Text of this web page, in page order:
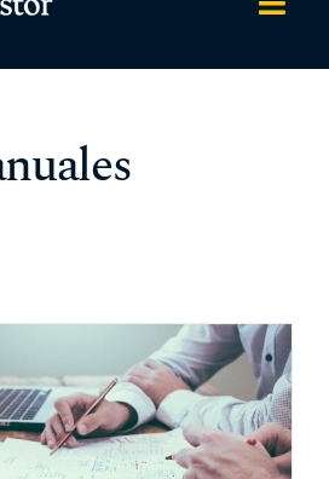
Servicios
Contacto
su
las
en el registro